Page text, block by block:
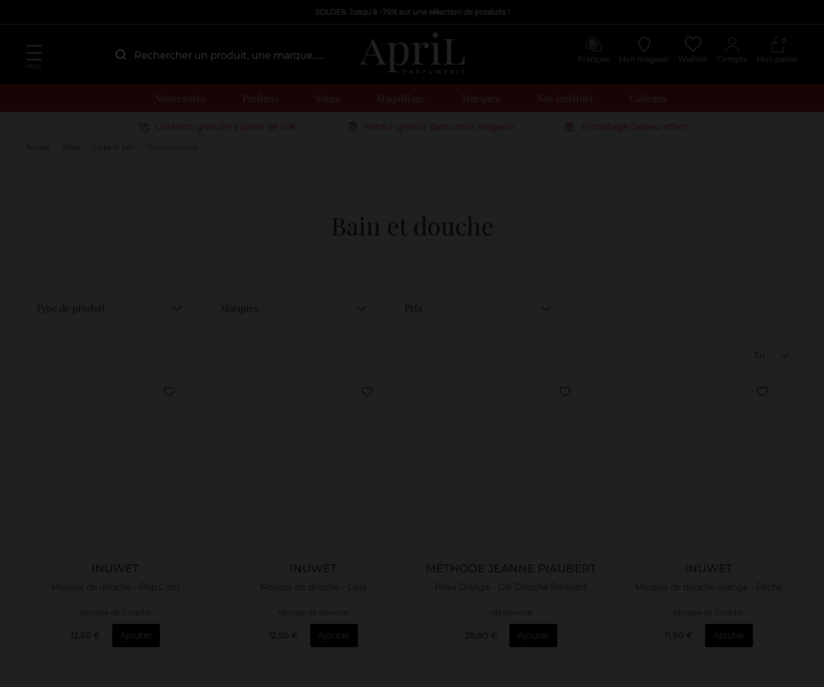
SOLDES: Jusqu'à -70% sur une sélection de produits !
Français Mon magasin Wishlist Compte Mon panier
0
Nouveautés Parfums Soins Maquillage Marques Nos instituts Cadeaux
Livraison gratuite à partir de 50€ Retour gratuit dans votre magasin Emballage cadeau offert
Accueil Shop Corps et bain
Bain et douche
Type de produit Déplier Marques Déplier Prix Déplier
Tri
INUWET
Mousse de douche - Pop Corn
Mousse de Douche
12,50 € Ajouter
INUWET
Mousse de douche - Cola
Mousse de Douche
12,50 € Ajouter
MÉTHODE JEANNE PIAUBERT
Peau D'Ange - Gel Douche Relaxant
28,90 € Ajouter
INUWET
Mousse de douche orange - Pêche
Mousse de Douche
11,90 € Ajouter